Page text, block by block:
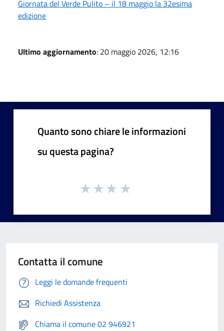
Giornata del Verde Pulito – il 18 maggio la 32esima
edizione
Ultimo aggiornamento: 20 maggio 2026, 12:16
Quanto sono chiare le informazioni
su questa pagina?
Contatta il comune
Leggi le domande frequenti
Richiedi Assistenza
Chiama il comune 02 946921